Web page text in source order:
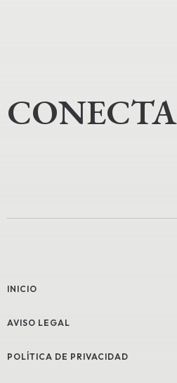
CONECTA
INICIO
AVISO LEGAL
POLÍTICA DE PRIVACIDAD